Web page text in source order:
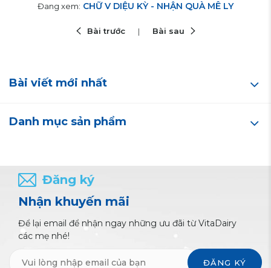
Đang xem: CHỮ V DIỆU KỲ - NHẬN QUÀ MÊ LY
Bài trước Bài sau
Bài viết mới nhất
Danh mục sản phẩm
Đăng ký
Nhận khuyến mãi
Để lại email để nhận ngay những ưu đãi từ VitaDairy
các mẹ nhé!
ĐĂNG KÝ